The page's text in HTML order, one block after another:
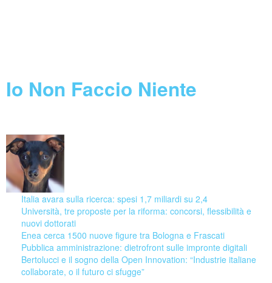
Io Non Faccio Niente
Italia avara sulla ricerca: spesi 1,7 miliardi su 2,4
Università, tre proposte per la riforma: concorsi, flessibilità e
nuovi dottorati
Enea cerca 1500 nuove figure tra Bologna e Frascati
Pubblica amministrazione: dietrofront sulle impronte digitali
Bertolucci e il sogno della Open Innovation: “Industrie italiane
collaborate, o il futuro ci sfugge”